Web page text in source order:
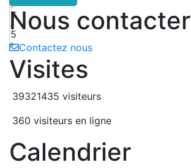
7
T
8
5
9
Nous contacter
Contactez nous
Visites
39321435 visiteurs
360 visiteurs en ligne
Calendrier